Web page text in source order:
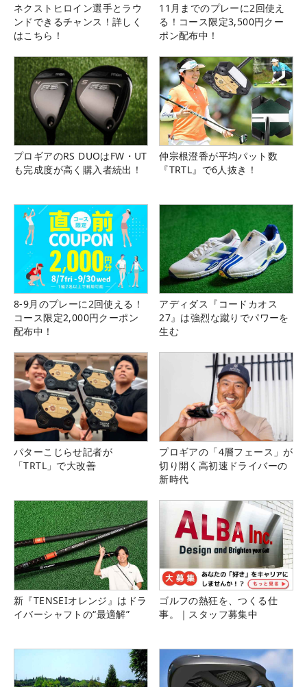
ネクストヒロイン選手とラウ
ンドできるチャンス！詳しく
はこちら！
11月までのプレーに2回使え
る！コース限定3,500円クー
ポン配布中！
プロギアのRS DUOはFW・UT
も完成度が高く購入者続出！
仲宗根澄香が平均パット数
『TRTL』で6人抜き！
8-9月のプレーに2回使える！
コース限定2,000円クーポン
配布中！
アディダス『コードカオス
27』は強烈な蹴りでパワーを
生む
パターこじらせ記者が
「TRTL」で大改善
プロギアの「4層フェース」が
切り開く高初速ドライバーの
新時代
新『TENSEIオレンジ』はドラ
イバーシャフトの“最適解”
ゴルフの熱狂を、つくる仕
事。｜スタッフ募集中